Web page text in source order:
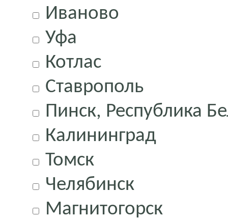
Иваново
Уфа
Котлас
Ставрополь
Пинск, Республика
Калининград
Томск
Челябинск
Магнитогорск